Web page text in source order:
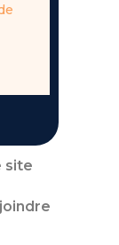
site